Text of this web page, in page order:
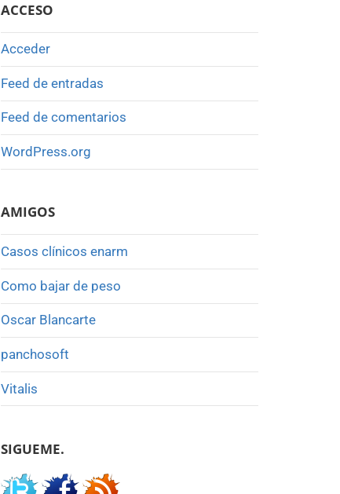
ACCESO
Acceder
Feed de entradas
Feed de comentarios
WordPress.org
AMIGOS
Casos clínicos enarm
Como bajar de peso
Oscar Blancarte
panchosoft
Vitalis
SIGUEME.